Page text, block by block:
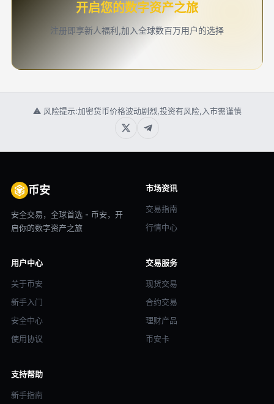
开启您的数字资产之旅
注册即享新人福利,加入全球数百万用户的选择
⚠ 风险提示:加密货币价格波动剧烈,投资有风险,入市需谨慎
币安
安全交易，全球首选 - 币安，开
启你的数字资产之旅
市场资讯
交易指南
行情中心
用户中心
关于币安
新手入门
安全中心
使用协议
交易服务
现货交易
合约交易
理财产品
币安卡
支持帮助
新手指南